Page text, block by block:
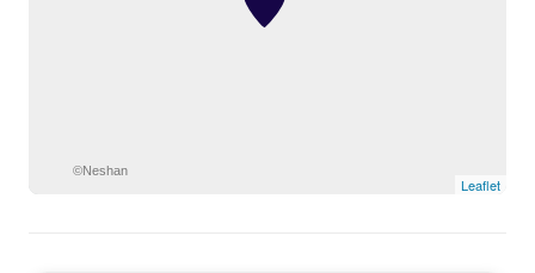
Leaflet
©Neshan